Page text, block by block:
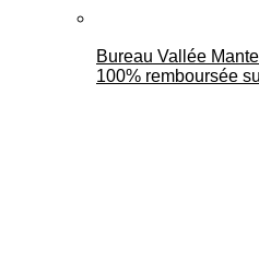
Bureau Vallée
100% remboursée